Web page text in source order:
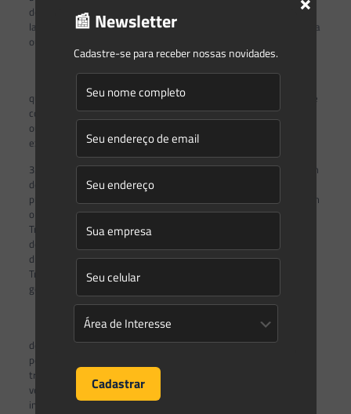
desmontagem de componentes, trituração, despressurização,
lavagem ou transformação dos resíduos, ou c.4) se for associada a
outras atividades passíveis de licenciamento.
qualquer caso, incluindo os locais onde ocorra a desmontagem de
componentes, a trituração, a despressurização de equipamentos
ou de embalagens, a lavagem ou transformação dos resíduos, e
excluindo as atividades de reparo e manutenção.
3.2.1. Medicamentos domiciliares de uso humano, vencidos ou em
desuso, industrializados ou manipulados, e suas embalagens
primárias, isto é, as embalagens que possuem contato direto com
o medicamento, não poderão ser recebidos em Centrais de
Triagem. Embalagens secundárias e terciárias de medicamentos
domiciliares de uso humano, isto é, aquelas que não têm contato
direto com o medicamento, podem ser recebidas em Centrais de
Triagem, desde que tenham sido previamente separadas pelo
gerador, no ponto de entrega.
3.2.2. O licenciamento ambiental dos estabelecimentos
descritos no item 3.2 desta Decisão de Diretoria será realizado
pelas Agências Ambientais da Cetesb. No caso das unidades de
tratamento de resíduos perigosos, deverá, inicialmente, ser
verificada a necessidade de licenciamento com avaliação de
impacto ambiental.
📰 Newsletter
Cadastre-se para receber nossas novidades.